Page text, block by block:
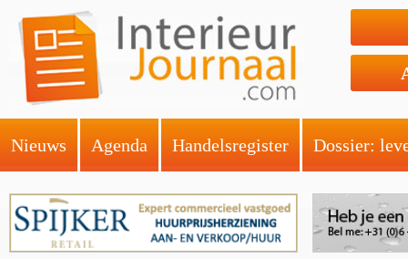
Nieuws Agenda Handelsregister Dossier: